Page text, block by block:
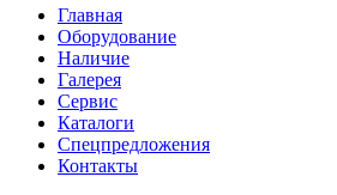
Главная
Оборудование
Наличие
Галерея
Сервис
Каталоги
Спецпредложения
Контакты